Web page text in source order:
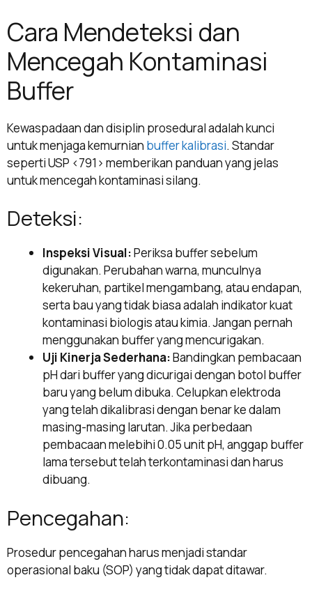
Cara Mendeteksi dan
Mencegah Kontaminasi
Buffer
Kewaspadaan dan disiplin prosedural adalah kunci
untuk menjaga kemurnian buffer kalibrasi. Standar
seperti USP <791> memberikan panduan yang jelas
untuk mencegah kontaminasi silang.
Deteksi:
Inspeksi Visual:Periksa buffer sebelum
digunakan. Perubahan warna, munculnya
kekeruhan, partikel mengambang, atau endapan,
serta bau yang tidak biasa adalah indikator kuat
kontaminasi biologis atau kimia. Jangan pernah
menggunakan buffer yang mencurigakan.
Uji Kinerja Sederhana:Bandingkan pembacaan
pH dari buffer yang dicurigai dengan botol buffer
baru yang belum dibuka. Celupkan elektroda
yang telah dikalibrasi dengan benar ke dalam
masing-masing larutan. Jika perbedaan
pembacaan melebihi 0.05 unit pH, anggap buffer
lama tersebut telah terkontaminasi dan harus
dibuang.
Pencegahan:
Prosedur pencegahan harus menjadi standar
operasional baku (SOP) yang tidak dapat ditawar.